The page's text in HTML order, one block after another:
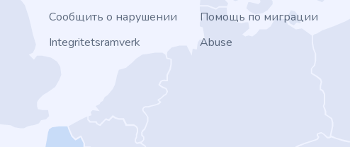
Сообщить о нарушении
Integritetsramverk
Помощь по миграции
Abuse